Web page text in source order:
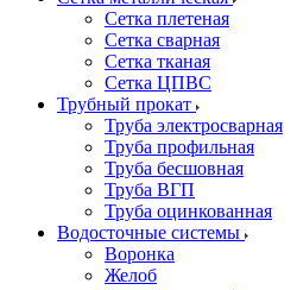
Сетка плетеная
Сетка сварная
Сетка тканая
Сетка ЦПВС
Трубный прокат
Труба электросварная
Труба профильная
Труба бесшовная
Труба ВГП
Труба оцинкованная
Водосточные системы
Воронка
Желоб